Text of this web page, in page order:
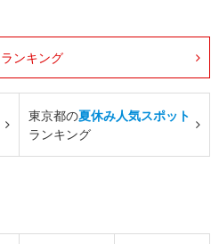
ランキング
東京都の夏休み人気スポット
ランキング